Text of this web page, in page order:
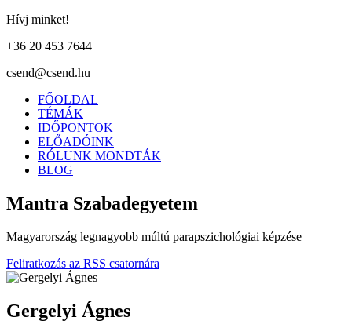
Hívj minket!
+36 20 453 7644
csend@csend.hu
FŐOLDAL
TÉMÁK
IDŐPONTOK
ELŐADÓINK
RÓLUNK MONDTÁK
BLOG
Mantra Szabadegyetem
Magyarország legnagyobb múltú parapszichológiai képzése
Feliratkozás az RSS csatornára
Gergelyi Ágnes